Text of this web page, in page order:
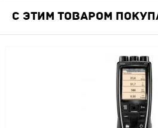
С ЭТИМ ТОВАРОМ